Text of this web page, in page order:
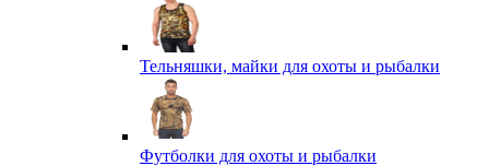
Тельняшки, майки для охоты и рыбалки
Футболки для охоты и рыбалки